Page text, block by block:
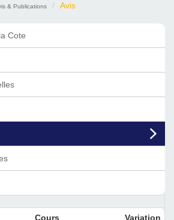
& Publications Avis
Cote
Cours Variation